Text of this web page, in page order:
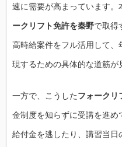
速に需要が高まっています。
ークリフト免許を秦野で取得
高時給案件をフル活用して
現するための具体的な道筋が
一方で、こうしたフォークリ
金制度を知らずに受講を進
給付金を逃したり、講習当日